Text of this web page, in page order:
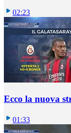
02:23
Ecco la nuova
01:33